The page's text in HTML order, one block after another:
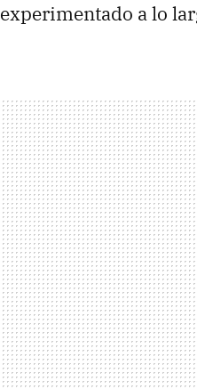
experimentado a lo